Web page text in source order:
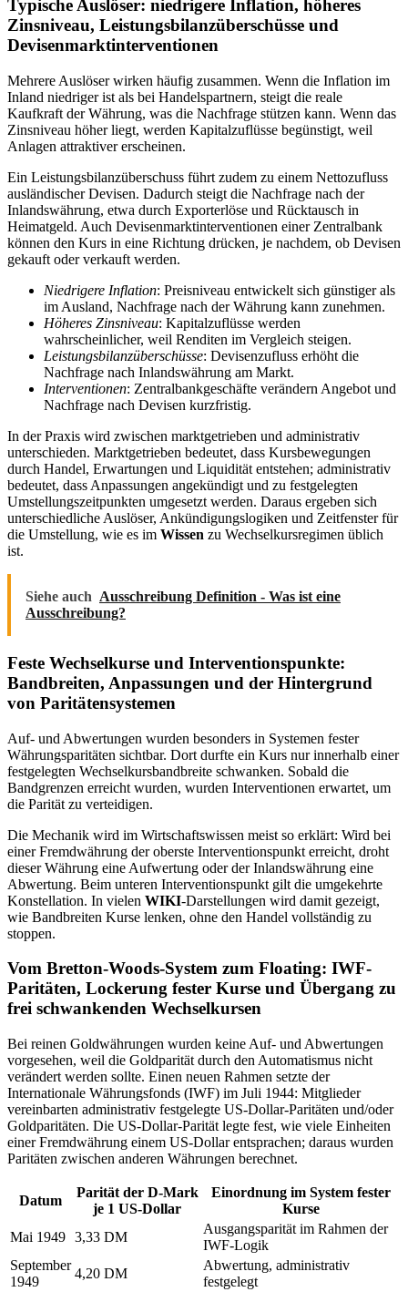
Typische Auslöser: niedrigere Inflation, höheres
Zinsniveau, Leistungsbilanzüberschüsse und
Devisenmarktinterventionen
Mehrere Auslöser wirken häufig zusammen. Wenn die Inflation im
Inland niedriger ist als bei Handelspartnern, steigt die reale
Kaufkraft der Währung, was die Nachfrage stützen kann. Wenn das
Zinsniveau höher liegt, werden Kapitalzuflüsse begünstigt, weil
Anlagen attraktiver erscheinen.
Ein Leistungsbilanzüberschuss führt zudem zu einem Nettozufluss
ausländischer Devisen. Dadurch steigt die Nachfrage nach der
Inlandswährung, etwa durch Exporterlöse und Rücktausch in
Heimatgeld. Auch Devisenmarktinterventionen einer Zentralbank
können den Kurs in eine Richtung drücken, je nachdem, ob Devisen
gekauft oder verkauft werden.
Niedrigere Inflation: Preisniveau entwickelt sich günstiger als
im Ausland, Nachfrage nach der Währung kann zunehmen.
Höheres Zinsniveau: Kapitalzuflüsse werden
wahrscheinlicher, weil Renditen im Vergleich steigen.
Leistungsbilanzüberschüsse: Devisenzufluss erhöht die
Nachfrage nach Inlandswährung am Markt.
Interventionen: Zentralbankgeschäfte verändern Angebot und
Nachfrage nach Devisen kurzfristig.
In der Praxis wird zwischen marktgetrieben und administrativ
unterschieden. Marktgetrieben bedeutet, dass Kursbewegungen
durch Handel, Erwartungen und Liquidität entstehen; administrativ
bedeutet, dass Anpassungen angekündigt und zu festgelegten
Umstellungszeitpunkten umgesetzt werden. Daraus ergeben sich
unterschiedliche Auslöser, Ankündigungslogiken und Zeitfenster für
die Umstellung, wie es im Wissen zu Wechselkursregimen üblich
ist.
Siehe auch Ausschreibung Definition - Was ist eine
Ausschreibung?
Feste Wechselkurse und Interventionspunkte:
Bandbreiten, Anpassungen und der Hintergrund
von Paritätensystemen
Auf- und Abwertungen wurden besonders in Systemen fester
Währungsparitäten sichtbar. Dort durfte ein Kurs nur innerhalb einer
festgelegten Wechselkursbandbreite schwanken. Sobald die
Bandgrenzen erreicht wurden, wurden Interventionen erwartet, um
die Parität zu verteidigen.
Die Mechanik wird im Wirtschaftswissen meist so erklärt: Wird bei
einer Fremdwährung der oberste Interventionspunkt erreicht, droht
dieser Währung eine Aufwertung oder der Inlandswährung eine
Abwertung. Beim unteren Interventionspunkt gilt die umgekehrte
Konstellation. In vielen WIKI-Darstellungen wird damit gezeigt,
wie Bandbreiten Kurse lenken, ohne den Handel vollständig zu
stoppen.
Vom Bretton-Woods-System zum Floating: IWF-
Paritäten, Lockerung fester Kurse und Übergang zu
frei schwankenden Wechselkursen
Bei reinen Goldwährungen wurden keine Auf- und Abwertungen
vorgesehen, weil die Goldparität durch den Automatismus nicht
verändert werden sollte. Einen neuen Rahmen setzte der
Internationale Währungsfonds (IWF) im Juli 1944: Mitglieder
vereinbarten administrativ festgelegte US-Dollar-Paritäten und/oder
Goldparitäten. Die US-Dollar-Parität legte fest, wie viele Einheiten
einer Fremdwährung einem US-Dollar entsprachen; daraus wurden
Paritäten zwischen anderen Währungen berechnet.
Datum
Parität der D-Mark
je 1 US-Dollar
Einordnung im System fester
Kurse
Mai 1949 3,33 DM
Ausgangsparität im Rahmen der
IWF-Logik
September
1949
4,20 DM
Abwertung, administrativ
festgelegt